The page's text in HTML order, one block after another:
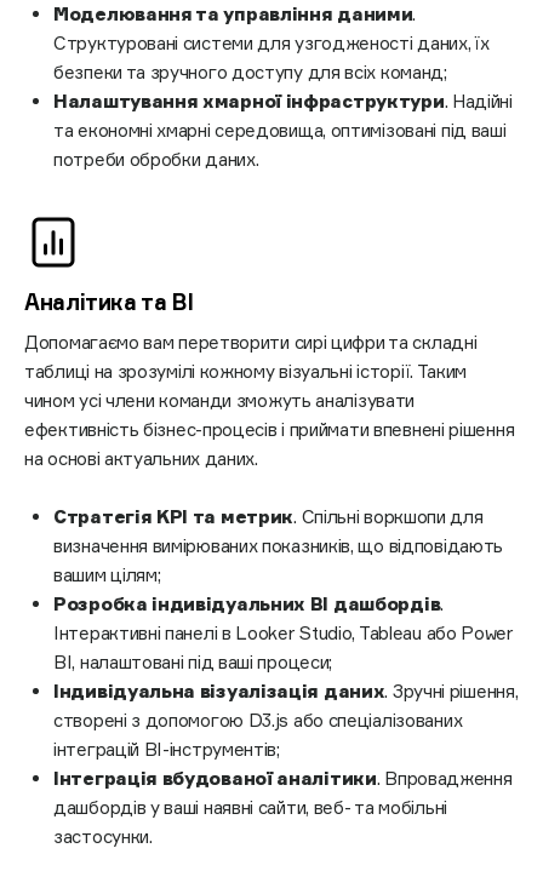
Моделювання та управління даними.
Структуровані системи для узгодженості даних, їх
безпеки та зручного доступу для всіх команд;
Налаштування хмарної інфраструктури. Надійні
та економні хмарні середовища, оптимізовані під ваші
потреби обробки даних.
Аналітика та BI
Допомагаємо вам перетворити сирі цифри та складні
таблиці на зрозумілі кожному візуальні історії. Таким
чином усі члени команди зможуть аналізувати
ефективність бізнес-процесів і приймати впевнені рішення
на основі актуальних даних.
Стратегія KPI та метрик. Спільні воркшопи для
визначення вимірюваних показників, що відповідають
вашим цілям;
Розробка індивідуальних BI дашбордів.
Інтерактивні панелі в Looker Studio, Tableau або Power
BI, налаштовані під ваші процеси;
Індивідуальна візуалізація даних. Зручні рішення,
створені з допомогою D3.js або спеціалізованих
інтеграцій BI-інструментів;
Інтеграція вбудованої аналітики. Впровадження
дашбордів у ваші наявні сайти, веб- та мобільні
застосунки.